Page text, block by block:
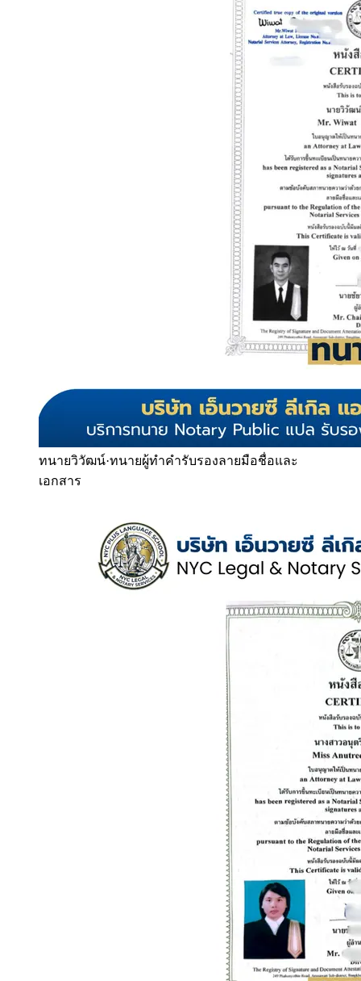
ทนายวิวัฒน์·ทนายผู้ทำคำรับรองลายมือชื่อและ
เอกสาร